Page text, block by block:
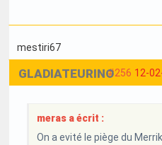
mestiri67
#256 12-
GLADIATEURINO
meras a écrit :
On a evité le piège du